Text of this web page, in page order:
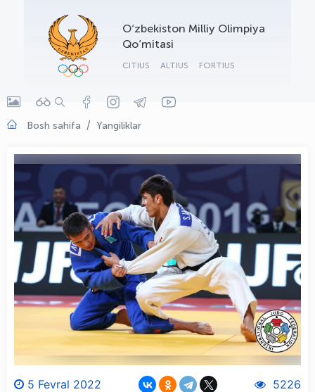
O‘zbekiston Milliy Olimpiya
Qo‘mitasi
CITIUS ALTIUS FORTIUS
Bosh sahifa Yangiliklar
5 Fevral 2022 5226
OLYMPCHIK AI - yordamchi
Onlayn · olympic.uz